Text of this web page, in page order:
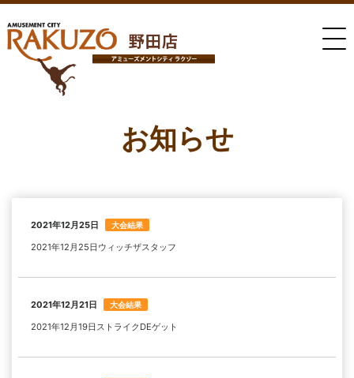
お知らせ
2021年12月25日 大会結果
2021年12月25日ウィッチザスタッフ
2021年12月21日 大会結果
2021年12月19日ストライクDEゲット